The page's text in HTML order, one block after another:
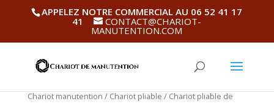
APPELEZ NOTRE COMMERCIAL AU 06 52 41 17
41
CONTACT@CHARIOT-
MANUTENTION.COM
Chariot manutention / Chariot pliable / Chariot pliable de